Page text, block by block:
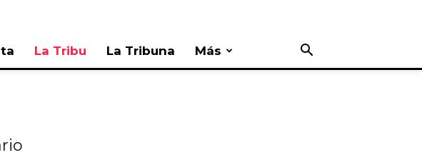
La Tribu La Tribuna Más